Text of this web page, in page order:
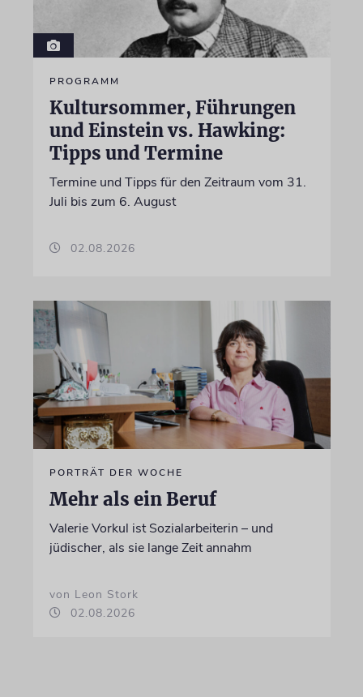
PROGRAMM
Kultursommer, Führungen
und Einstein vs. Hawking:
Tipps und Termine
Termine und Tipps für den Zeitraum vom 31.
Juli bis zum 6. August
02.08.2026
PORTRÄT DER WOCHE
Mehr als ein Beruf
Valerie Vorkul ist Sozialarbeiterin – und
jüdischer, als sie lange Zeit annahm
von Leon Stork
02.08.2026